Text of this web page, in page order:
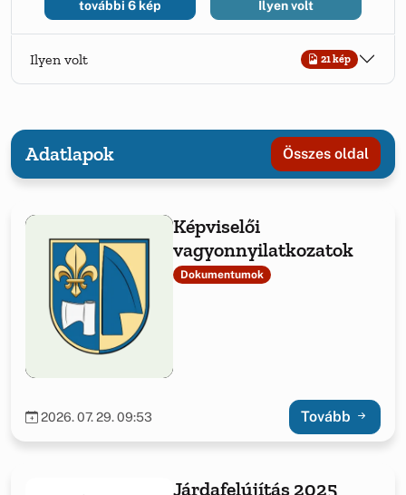
további 6 kép
Ilyen volt
Ilyen volt 21 kép
Adatlapok Összes oldal
Képviselői
vagyonnyilatkozatok
Dokumentumok
2026. 07. 29. 09:53 Tovább
Járdafelújítás 2025